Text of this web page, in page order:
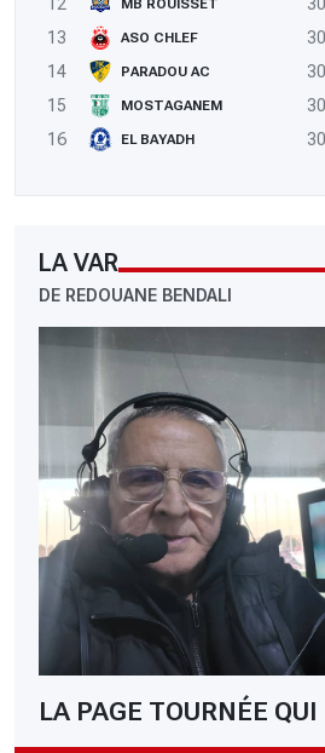
MB ROUISSET
13
ASO CHLEF 30
14
PARADOU AC 30
15
MOSTAGANEM 30
16
EL BAYADH 30
LA VAR
DE REDOUANE BENDALI
LA PAGE TOURNÉE